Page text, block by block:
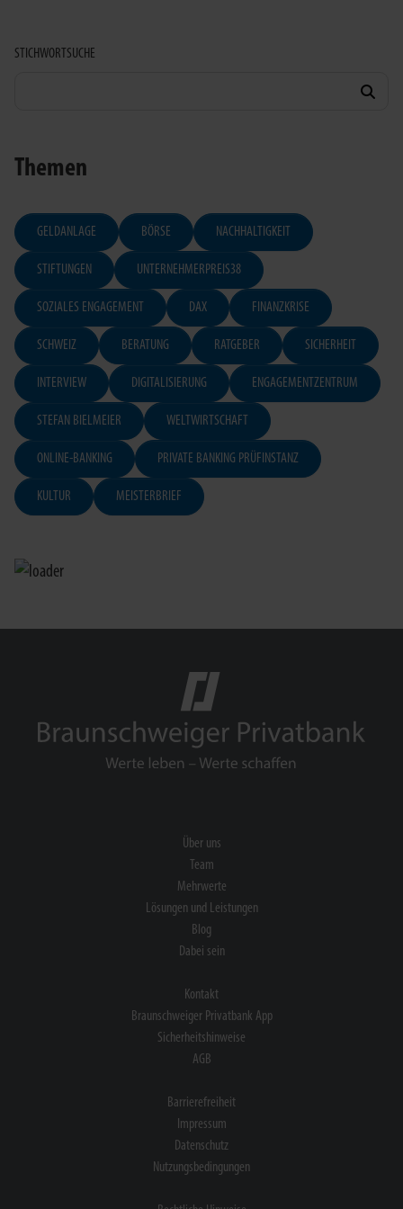
STICHWORTSUCHE
Themen
GELDANLAGE BÖRSE NACHHALTIGKEIT
STIFTUNGEN UNTERNEHMERPREIS38
SOZIALES ENGAGEMENT DAX FINANZKRISE
SCHWEIZ BERATUNG RATGEBER SICHERHEIT
INTERVIEW DIGITALISIERUNG ENGAGEMENTZENTRUM
STEFAN BIELMEIER WELTWIRTSCHAFT
ONLINE-BANKING PRIVATE BANKING PRÜFINSTANZ
KULTUR MEISTERBRIEF
Über uns
Team
Mehrwerte
Lösungen und Leistungen
Blog
Dabei sein
Kontakt
Braunschweiger Privatbank App
Sicherheitshinweise
AGB
Barrierefreiheit
Impressum
Datenschutz
Nutzungsbedingungen